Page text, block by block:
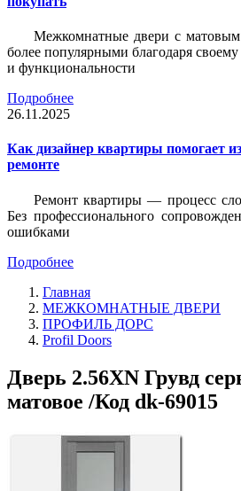
Межкомнатные двери с матовым
более популярными благодаря
и функциональности
Подробнее
26.11.2025
Как дизайнер квартиры помогает
ремонте
Ремонт квартиры — процесс
Без профессионального
ошибками
Подробнее
Главная
МЕЖКОМНАТНЫЕ ДВЕРИ
ПРОФИЛЬ ДОРС
Profil Doors
Дверь 2.56ХN Грувд
матовое /Код dk-69015